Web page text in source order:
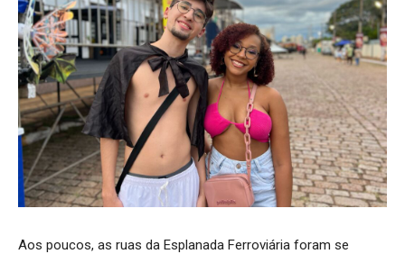
Aos poucos, as ruas da Esplanada Ferroviária foram se